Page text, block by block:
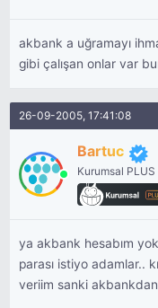
akbank a uğramayı
gibi çalışan onlar var
26-09-2005, 17:41:08
Bartuc
Kurumsal PLUS
ya akbank hesabım
parası istiyo adamlar..
veriim sanki